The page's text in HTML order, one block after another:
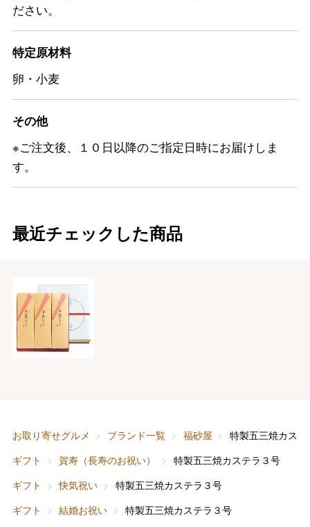
ださい。
特定原材料
卵・小麦
その他
※ご注文後、１０日以降のご指定日時にお届けしま
す。
最近チェックした商品
お取り寄せグルメ ブランド一覧 福砂屋
特製五三焼カス
ギフト
賀寿（長寿のお祝い）
特製五三焼カステラ３号
ギフト
快気祝い
特製五三焼カステラ３号
ギフト
結婚お祝い
特製五三焼カステラ３号